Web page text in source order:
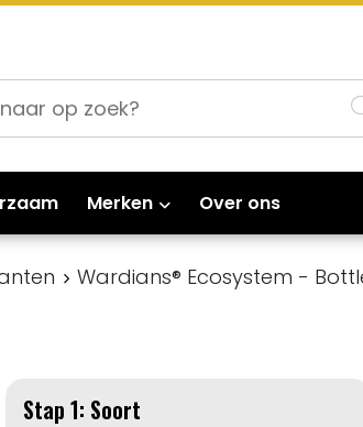
Merken Over ons
Wardians® Ecosystem -
Stap 1: Soort